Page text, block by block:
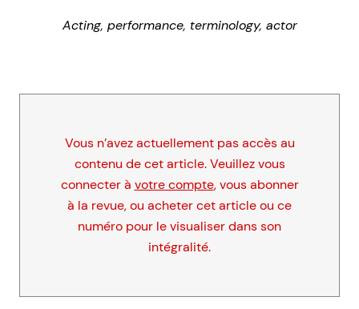
Acting, performance, terminology, actor
Vous n’avez actuellement pas accès au
contenu de cet article. Veuillez vous
connecter à votre compte, vous abonner
à la revue, ou acheter cet article ou ce
numéro pour le visualiser dans son
intégralité.